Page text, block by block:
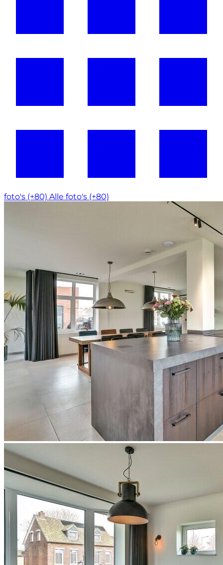
foto's (+80) Alle foto's (+80)